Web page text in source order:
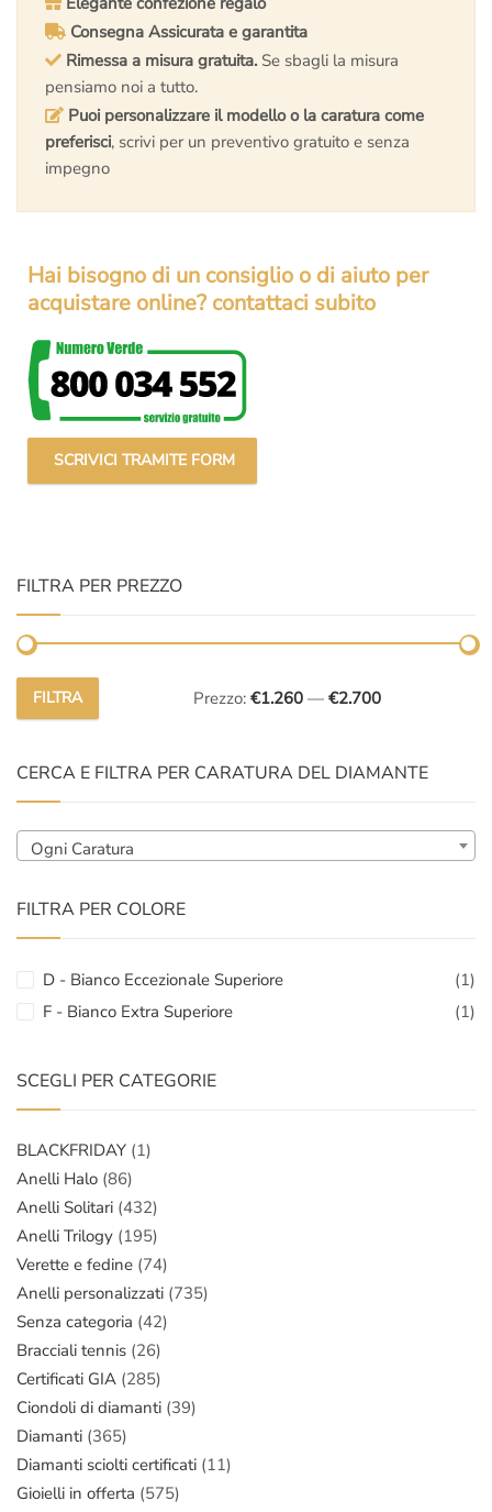
Consegna Assicurata e garantita
Rimessa a misura gratuita. Se sbagli la misura
pensiamo noi a tutto.
Puoi personalizzare il modello o la caratura come
preferisci, scrivi per un preventivo gratuito e senza
impegno
Hai bisogno di un consiglio o di aiuto per
acquistare online? contattaci subito
SCRIVICI TRAMITE FORM
FILTRA PER PREZZO
Prezzo
Prezzo
FILTRA Prezzo: €1.260 — €2.700
CERCA E FILTRA PER CARATURA DEL DIAMANTE
Ogni Caratura
FILTRA PER COLORE
D - Bianco Eccezionale Superiore
(1)
F - Bianco Extra Superiore
(1)
SCEGLI PER CATEGORIE
BLACKFRIDAY (1)
Anelli Halo (86)
Anelli Solitari (432)
Anelli Trilogy (195)
Verette e fedine (74)
Anelli personalizzati (735)
Senza categoria (42)
Bracciali tennis (26)
Certificati GIA (285)
Ciondoli di diamanti (39)
Diamanti (365)
Diamanti sciolti certificati (11)
Gioielli in offerta (575)